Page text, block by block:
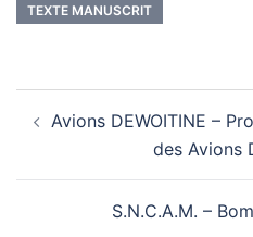
TEXTE MANUSCRIT
d’article
Avions DEWOITINE –
des Avions
S.N.C.A.M. –